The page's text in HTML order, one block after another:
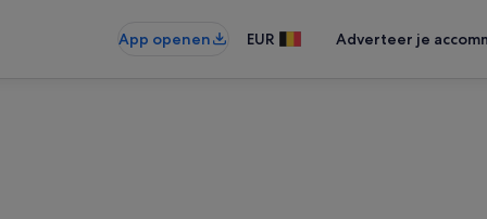
App openen EUR Adverteer je